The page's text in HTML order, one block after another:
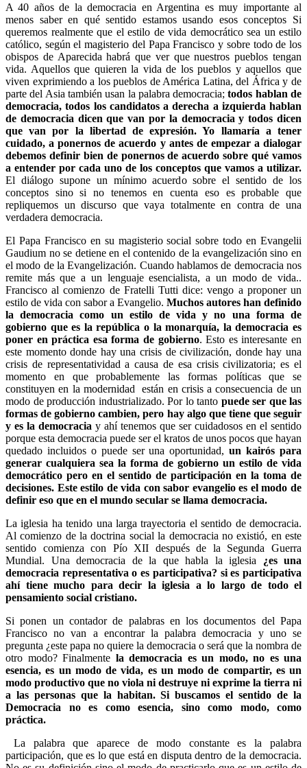
A 40 años de la democracia en Argentina es muy importante al
menos saber en qué sentido estamos usando esos conceptos Si
queremos realmente que el estilo de vida democrático sea un estilo
católico, según el magisterio del Papa Francisco y sobre todo de los
obispos de Aparecida habrá que ver que nuestros pueblos tengan
vida. Aquellos que quieren la vida de los pueblos y aquellos que
viven exprimiendo a los pueblos de América Latina, del África y de
parte del Asia también usan la palabra democracia;todos hablan de
democracia, todos los candidatos a derecha a izquierda hablan
de democracia dicen que van por la democracia y todos dicen
que van por la libertad de expresión. Yo llamaría a tener
cuidado, a ponernos de acuerdo y antes de empezar a dialogar
debemos definir bien de ponernos de acuerdo sobre qué vamos
a entender por cada uno de los conceptos que vamos a utilizar.
El diálogo supone un mínimo acuerdo sobre el sentido de los
conceptos sino si no tenemos en cuenta eso es probable que
repliquemos un discurso que vaya totalmente en contra de una
verdadera democracia.
El Papa Francisco en su magisterio social sobre todo en Evangelii
Gaudium no se detiene en el contenido de la evangelización sino en
el modo de la Evangelización. Cuando hablamos de democracia nos
remite más que a un lenguaje esencialista, a un modo de vida..
Francisco al comienzo de Fratelli Tutti dice: vengo a proponer un
estilo de vida con sabor a Evangelio. Muchos autores han definido
la democracia como un estilo de vida y no una forma de
gobierno que es la república o la monarquía, la democracia es
poner en práctica esa forma de gobierno. Esto es interesante en
este momento donde hay una crisis de civilización, donde hay una
crisis de representatividad a causa de esa crisis civilizatoria; es el
momento en que probablemente las formas políticas que se
constituyen en la modernidad están en crisis a consecuencia de un
modo de producción industrializado. Por lo tanto puede ser que las
formas de gobierno cambien, pero hay algo que tiene que seguir
y es la democracia y ahí tenemos que ser cuidadosos en el sentido
porque esta democracia puede ser el kratos de unos pocos que hayan
quedado incluidos o puede ser una oportunidad,un kairós para
generar cualquiera sea la forma de gobierno un estilo de vida
democrático pero en el sentido de participación en la toma de
decisiones. Este estilo de vida con sabor evangelio es el modo de
definir eso que en el mundo secular se llama democracia.
La iglesia ha tenido una larga trayectoria el sentido de democracia.
Al comienzo de la doctrina social la democracia no existió, en este
sentido comienza con Pío XII después de la Segunda Guerra
Mundial. Una democracia de la que habla la iglesia ¿es una
democracia representativa o es participativa? si es participativa
ahí tiene mucho para decir la iglesia a lo largo de todo el
pensamiento social cristiano.
Si ponen un contador de palabras en los documentos del Papa
Francisco no van a encontrar la palabra democracia y uno se
pregunta ¿este papa no quiere la democracia o será que la nombra de
otro modo? Finalmente la democracia es un modo, no es una
esencia, es un modo de vida, es un modo de compartir, es un
modo productivo que no viola ni destruye ni exprime la tierra ni
a las personas que la habitan. Si buscamos el sentido de la
Democracia no es como esencia, sino como modo, como
práctica.
La palabra que aparece de modo constante es la palabra
participación, que es lo que está en disputa dentro de la democracia.